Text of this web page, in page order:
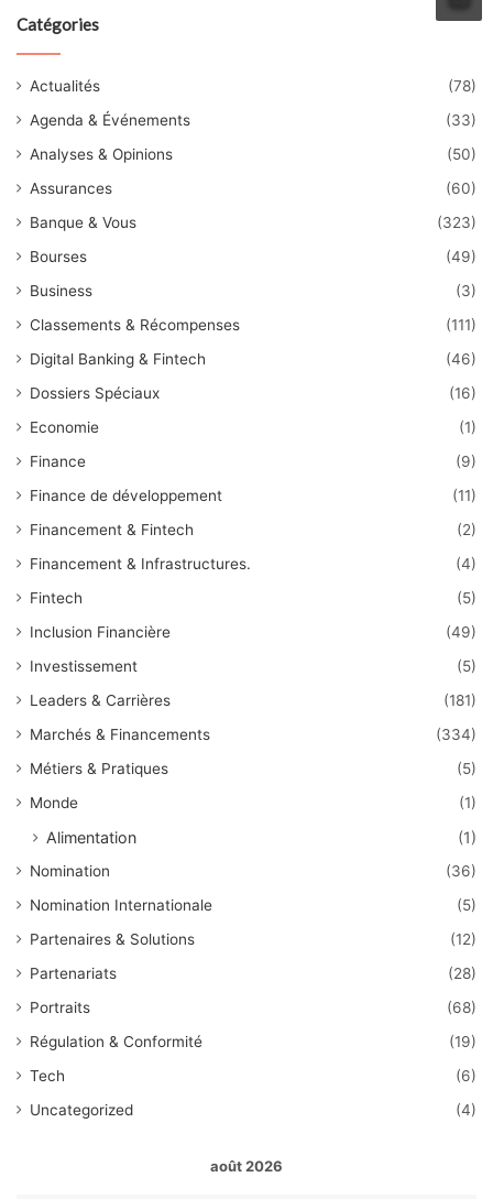
Catégories
Actualités
(78)
Agenda & Événements
(33)
Analyses & Opinions
(50)
Assurances
(60)
Banque & Vous
(323)
Bourses
(49)
Business
(3)
Classements & Récompenses
(111)
Digital Banking & Fintech
(46)
Dossiers Spéciaux
(16)
Economie
(1)
Finance
(9)
Finance de développement
(11)
Financement & Fintech
(2)
Financement & Infrastructures.
(4)
Fintech
(5)
Inclusion Financière
(49)
Investissement
(5)
Leaders & Carrières
(181)
Marchés & Financements
(334)
Métiers & Pratiques
(5)
Monde
(1)
Alimentation (1)
Nomination
(36)
Nomination Internationale
(5)
Partenaires & Solutions
(12)
Partenariats
(28)
Portraits
(68)
Régulation & Conformité
(19)
Tech
(6)
Uncategorized
(4)
août 2026